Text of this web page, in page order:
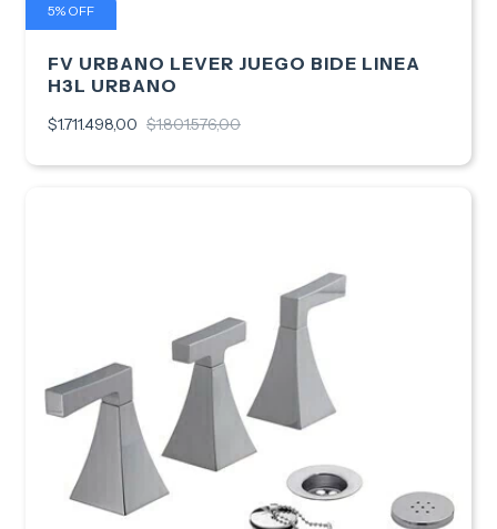
5% OFF
FV URBANO LEVER JUEGO BIDE LINEA
H3L URBANO
$1.711.498,00 $1.801.576,00